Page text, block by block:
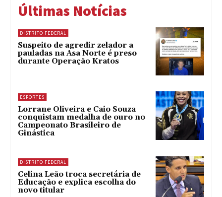
Últimas Notícias
DISTRITO FEDERAL
Suspeito de agredir zelador a
pauladas na Asa Norte é preso
durante Operação Kratos
ESPORTES
Lorrane Oliveira e Caio Souza
conquistam medalha de ouro no
Campeonato Brasileiro de
Ginástica
DISTRITO FEDERAL
Celina Leão troca secretária de
Educação e explica escolha do
novo titular